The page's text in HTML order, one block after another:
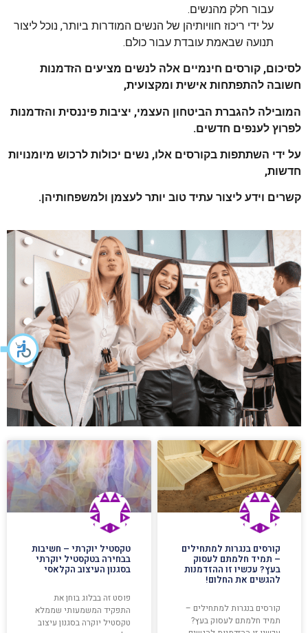
עבור חלק מהנשים.
על ידי ריכוז חוויותיהן של הנשים המודרות ביותר, נוכל ליצור
תנועה שבאמת עובדת עבור כולם.
לסיכום, קורסים חינמיים אלה לנשים מציעים הזדמנות
חשובה להתפתחות אישית ומקצועית,
המובילה להגברת הביטחון העצמי, יציבות פיננסית והזדמנות
לפרוץ לענפים חדשים.
על ידי השתתפות בקורסים אלו, נשים יכולות לרכוש מיומנויות
חדשות,
קשרים וידע ליצור עתיד טוב יותר לעצמן ולמשפחותיהן.
קורסים בנגרות למתחילים
– תמיד חלמתם לעסוק
בעץ? עכשיו זו ההזדמנות
להגשים את החלום!
קורסים בנגרות למתחילים –
תמיד חלמתם לעסוק בעץ?
טקסטיל יוקרתי – חשיבות
בבחירה בטקסטיל יוקרתי
בסגנון העיצוב הקלאסי
פוסט זה בבלוג בוחן את
התפקיד המשמעותי שממלא
טקסטיל יוקרה בסגנון עיצוב